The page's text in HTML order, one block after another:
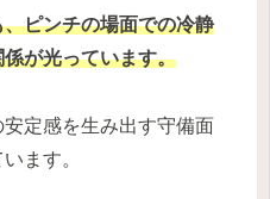
ピンチの場面での冷静
が光っています。
定感を生み出す守備面
ます。